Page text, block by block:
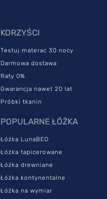
KORZYŚCI
Testuj materac 30 nocy
Darmowa dostawa
Raty 0%
Gwarancja nawet 20 lat
Próbki tkanin
POPULARNE ŁÓŻKA
Łóżka LunaBED
Łóżka tapicerowane
Łóżka drewniane
Łóżka kontynentalne
Łóżka na wymiar